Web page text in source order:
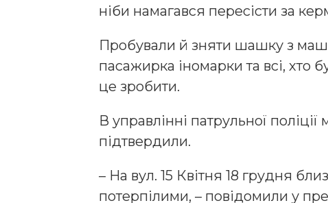
ніби намагався пересісти за
Пробували й зняти шашку з
пасажирка іномарки та всі, хто
це зробити.
В управлінні патрульної
підтвердили.
– На вул. 15 Квітня 18 грудня
потерпілими, – повідомили у